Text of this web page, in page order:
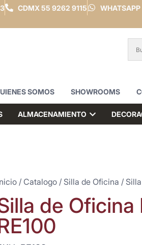
CDMX 55 9262 9115 WHATSAPP
SOMOS SHOWROOMS
ALMACENAMIENTO
/ Catalogo / Silla de Oficina /
de Oficina